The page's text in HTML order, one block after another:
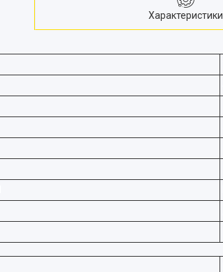
Характеристики